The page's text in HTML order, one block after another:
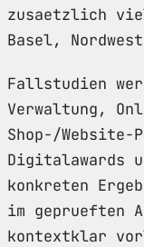
zusaetzlich
Basel,
Fallstudien
Verwaltung,
Shop-/Website-
Digitalawards
konkreten
im geprueften
kontextklar